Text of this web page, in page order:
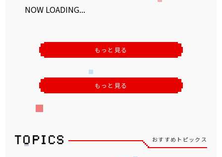
NOW LOADING...
もっと見る
もっと見る
おすすめトピックス